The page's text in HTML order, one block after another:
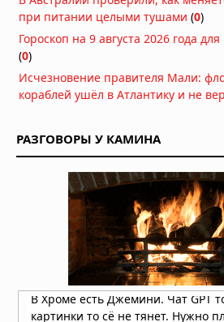
скорости 8700
06.08.2026 в 09:00
Атмосфера
процентов
Куда исчезла
ответа на
планеты
04.08.2026 в 11:13
Астероиды: не
выстроенный за
04.08.2026 в 10:30
Как солнечный
атмосферы:
раскрыт
при питании целыми тушами (0)
Гороскоп на 9 августа 2026 года
(0)
Исчезновение правителя Мали:
кораблей ушёл в Атлантику и не
РАЗГОВОРЫ У КАМИНА